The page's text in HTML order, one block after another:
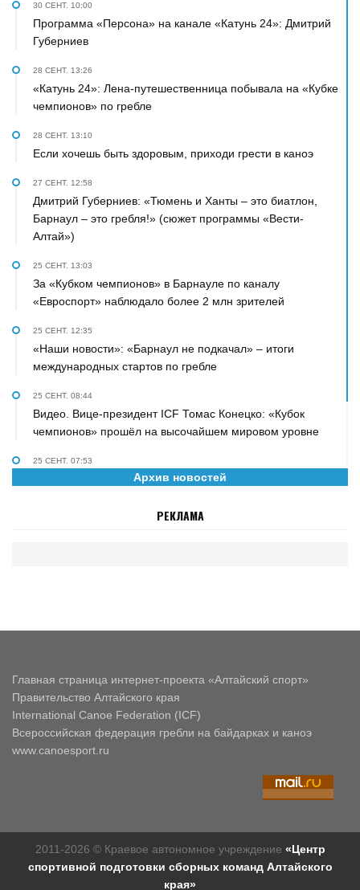
30 СЕНТ. 10:00
Программа «Персона» на канале «Катунь 24»: Дмитрий
Губерниев
28 СЕНТ. 13:26
«Катунь 24»: Лена-путешественница побывала на «Кубке
чемпионов» по гребле
28 СЕНТ. 13:10
Если хочешь быть здоровым, приходи грести в каноэ
27 СЕНТ. 12:58
Дмитрий Губерниев: «Тюмень и Ханты – это биатлон,
Барнаул – это гребля!» (сюжет программы «Вести-
Алтай»)
25 СЕНТ. 13:03
За «Кубком чемпионов» в Барнауле по каналу
«Евроспорт» наблюдало более 2 млн зрителей
25 СЕНТ. 12:35
«Наши новости»: «Барнаул не подкачал» – итоги
международных стартов по гребле
25 СЕНТ. 08:44
Видео. Вице-президент ICF Томас Конецко: «Кубок
чемпионов» прошёл на высочайшем мировом уровне
25 СЕНТ. 07:53
«Персона» на телеканале «Катунь 24». О гребле,
Архив новостей
РЕКЛАМА
Главная страница интернет-проекта «Алтайский спорт»
Правительство Алтайского края
International Canoe Federation (ICF)
Всероссийская федерация гребли на байдарках и каноэ
www.canoesport.ru
2011-2026 © Краевое автономное учреждение «Центр
спортивной подготовки сборных команд Алтайского
края»